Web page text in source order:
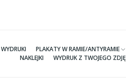
PLAKATY W RAMIE/ANTYRAMIE
NAKLEJKI
WYDRUK Z TWOJEGO